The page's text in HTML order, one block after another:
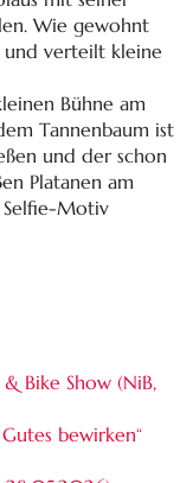
Wie gewohnt
und verteilt kleine
Bühne am
Tannenbaum ist
und der schon
Platanen am
Selfie-Motiv
Bike Show (NiB,
bewirken“